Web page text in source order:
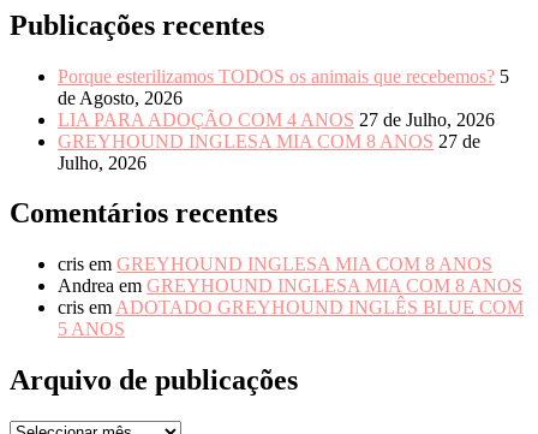
Publicações recentes
Porque esterilizamos TODOS os animais que recebemos? 5
de Agosto, 2026
LIA PARA ADOÇÃO COM 4 ANOS 27 de Julho, 2026
GREYHOUND INGLESA MIA COM 8 ANOS 27 de
Julho, 2026
Comentários recentes
cris em GREYHOUND INGLESA MIA COM 8 ANOS
Andrea em GREYHOUND INGLESA MIA COM 8 ANOS
cris em ADOTADO GREYHOUND INGLÊS BLUE COM
5 ANOS
Arquivo de publicações